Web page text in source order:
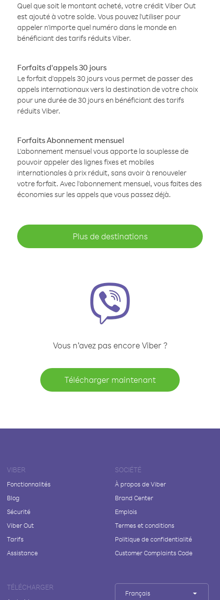
Quel que soit le montant acheté, votre crédit Viber Out
est ajouté à votre solde. Vous pouvez l'utiliser pour
appeler n'importe quel numéro dans le monde en
bénéficiant des tarifs réduits Viber.
Forfaits d'appels 30 jours
Le forfait d'appels 30 jours vous permet de passer des
appels internationaux vers la destination de votre choix
pour une durée de 30 jours en bénéficiant des tarifs
réduits Viber.
Forfaits Abonnement mensuel
L'abonnement mensuel vous apporte la souplesse de
pouvoir appeler des lignes fixes et mobiles
internationales à prix réduit, sans avoir à renouveler
votre forfait. Avec l'abonnement mensuel, vous faites des
économies sur les appels que vous passez déjà.
Plus de destinations
Vous n’avez pas encore Viber ?
Télécharger maintenant
VIBER
Fonctionnalités
Blog
Sécurité
Viber Out
Tarifs
Assistance
SOCIÉTÉ
À propos de Viber
Brand Center
Emplois
Termes et conditions
Politique de confidentialité
Customer Complaints Code
TÉLÉCHARGER
Français